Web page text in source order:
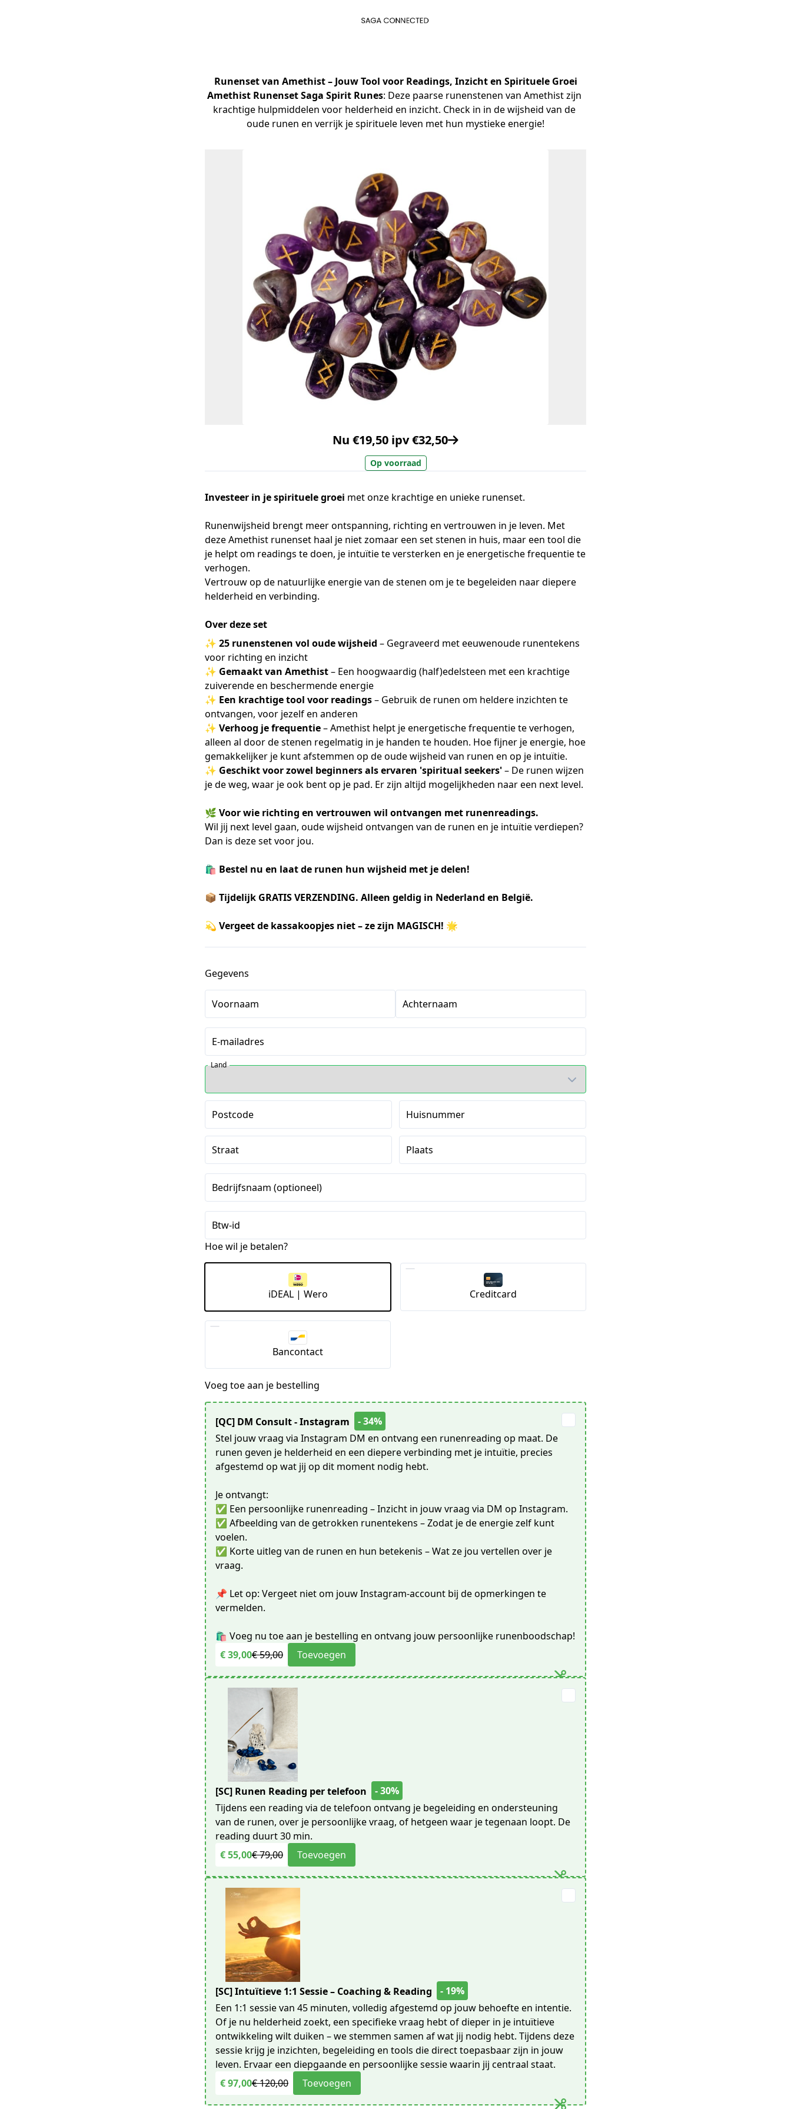
Runenset van Amethist– Jouw Tool voor Readings, Inzicht en Spirituele Groei
Amethist Runenset Saga Spirit Runes: Deze paarse runenstenen van Amethist zijn
krachtige hulpmiddelen voor helderheid en inzicht. Check in in de wijsheid van de
oude runen en verrijk je spirituele leven met hun mystieke energie!
Nu €19,50 ipv €32,50
Op voorraad
Investeer in je spirituele groei met onze krachtige en unieke runenset.
Runenwijsheid brengt meer ontspanning, richting en vertrouwen in je leven. Met
deze Amethist runenset haal je niet zomaar een set stenen in huis, maar een tool die
je helpt om readings te doen, je intuïtie te versterken en je energetische frequentie te
verhogen.
Vertrouw op de natuurlijke energie van de stenen om je te begeleiden naar diepere
helderheid en verbinding.
Over deze set
✨ 25 runenstenen vol oude wijsheid – Gegraveerd met eeuwenoude runentekens
voor richting en inzicht
✨ Gemaakt van Amethist– Een hoogwaardig (half)edelsteen met een krachtige
zuiverende en beschermende energie
✨ Een krachtige tool voor readings– Gebruik de runen om heldere inzichten te
ontvangen, voor jezelf en anderen
✨ Verhoog je frequentie– Amethist helpt je energetische frequentie te verhogen,
alleen al door de stenen regelmatig in je handen te houden. Hoe fijner je energie, hoe
gemakkelijker je kunt afstemmen op de oude wijsheid van runen en op je intuïtie.
✨ Geschikt voor zowel beginners als ervaren 'spiritual seekers'– De runen wijzen
je de weg, waar je ook bent op je pad. Er zijn altijd mogelijkheden naar een next level.
🌿 Voor wie richting en vertrouwen wil ontvangen met runenreadings.
Wil jij next level gaan, oude wijsheid ontvangen van de runen en je intuïtie verdiepen?
Dan is deze set voor jou.
🛍️ Bestel nu en laat de runen hun wijsheid met je delen!
📦 Tijdelijk GRATIS VERZENDING. Alleen geldig in Nederland en België.
💫 Vergeet de kassakoopjes niet – ze zijn MAGISCH! 🌟
Gegevens
Voornaam Achternaam
E-mailadres
Land
Postcode Huisnummer
Straat Plaats
Bedrijfsnaam (optioneel)
Btw-id
Hoe wil je betalen?
iDEAL | Wero Creditcard
Bancontact
Voeg toe aan je bestelling
[QC] DM Consult - Instagram
- 34%
Stel jouw vraag via Instagram DM en ontvang een runenreading op maat. De
runen geven je helderheid en een diepere verbinding met je intuïtie, precies
afgestemd op wat jij op dit moment nodig hebt.
Je ontvangt:
✅ Een persoonlijke runenreading – Inzicht in jouw vraag via DM op Instagram.
✅ Afbeelding van de getrokken runentekens – Zodat je de energie zelf kunt
voelen.
✅ Korte uitleg van de runen en hun betekenis – Wat ze jou vertellen over je
vraag.
📌 Let op: Vergeet niet om jouw Instagram-account bij de opmerkingen te
vermelden.
🛍️ Voeg nu toe aan je bestelling en ontvang jouw persoonlijke runenboodschap!
€ 39,00€ 59,00 Toevoegen
[SC] Runen Reading per telefoon
- 30%
Tijdens een reading via de telefoon ontvang je begeleiding en ondersteuning
van de runen, over je persoonlijke vraag, of hetgeen waar je tegenaan loopt. De
reading duurt 30 min.
€ 55,00€ 79,00 Toevoegen
[SC] Intuïtieve 1:1 Sessie – Coaching & Reading
- 19%
Een 1:1 sessie van 45 minuten, volledig afgestemd op jouw behoefte en intentie.
Of je nu helderheid zoekt, een specifieke vraag hebt of dieper in je intuïtieve
ontwikkeling wilt duiken – we stemmen samen af wat jij nodig hebt. Tijdens deze
sessie krijg je inzichten, begeleiding en tools die direct toepasbaar zijn in jouw
leven. Ervaar een diepgaande en persoonlijke sessie waarin jij centraal staat.
€ 97,00€ 120,00 Toevoegen